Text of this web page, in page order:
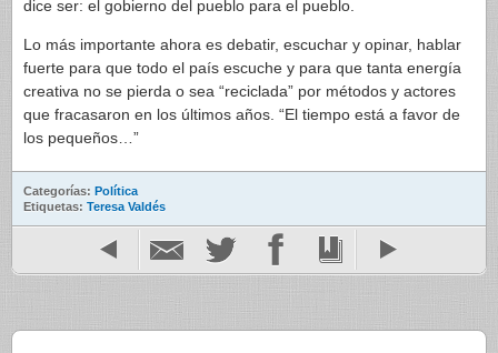
dice ser: el gobierno del pueblo para el pueblo.
Lo más importante ahora es debatir, escuchar y opinar, hablar
fuerte para que todo el país escuche y para que tanta energía
creativa no se pierda o sea “reciclada” por métodos y actores
que fracasaron en los últimos años. “El tiempo está a favor de
los pequeños…”
Categorías: Política
Etiquetas: Teresa Valdés